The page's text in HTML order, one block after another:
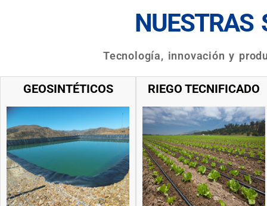
NUESTRAS
Tecnología, innovación y
GEOSINTÉTICOS RIEGO TECNIFICADO